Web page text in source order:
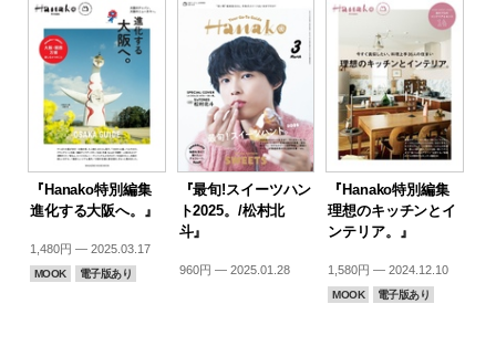
『Hanako特別編集
進化する大阪へ。』
1,480円 — 2025.03.17
MOOK 電子版あり
『最旬!スイーツハン
ト2025。/松村北
斗』
960円 — 2025.01.28
『Hanako特別編集
理想のキッチンとイ
ンテリア。』
1,580円 — 2024.12.10
MOOK 電子版あり